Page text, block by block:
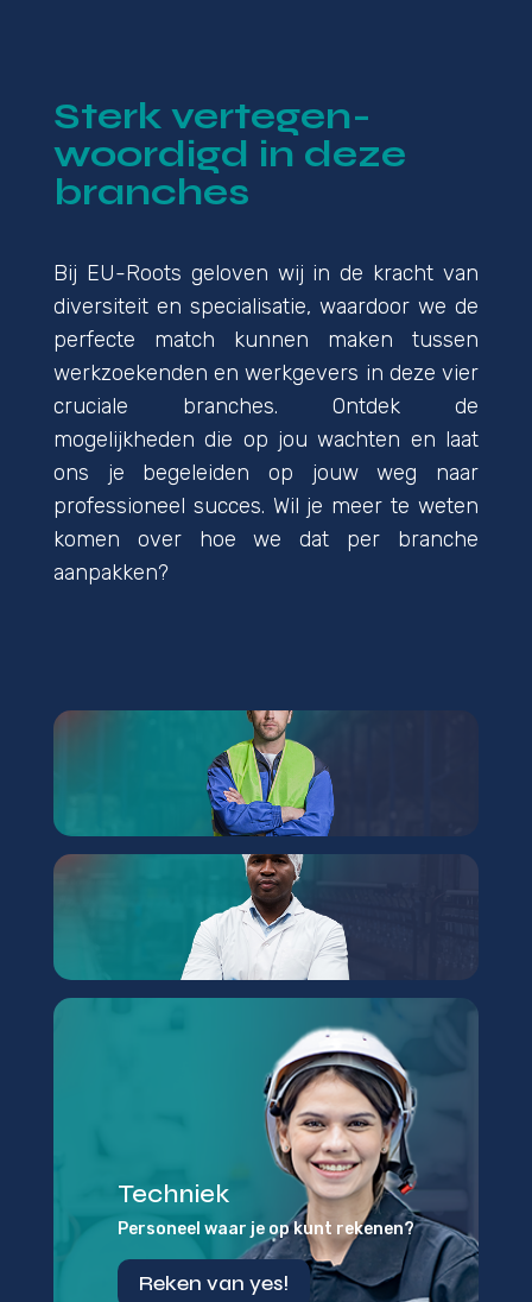
Sterk vertegen-
woordigd in deze
branches
Bij EU-Roots geloven wij in de kracht van
diversiteit en specialisatie, waardoor we de
perfecte match kunnen maken tussen
werkzoekenden en werkgevers in deze vier
cruciale branches. Ontdek de
mogelijkheden die op jou wachten en laat
ons je begeleiden op jouw weg naar
professioneel succes. Wil je meer te weten
komen over hoe we dat per branche
aanpakken?
Techniek
Personeel waar je op kunt rekenen?
Reken van yes!